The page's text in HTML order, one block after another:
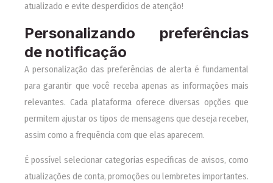
atualizado e evite desperdícios de atenção!
Personalizando preferências
de notificação
A personalização das preferências de alerta é fundamental
para garantir que você receba apenas as informações mais
relevantes. Cada plataforma oferece diversas opções que
permitem ajustar os tipos de mensagens que deseja receber,
assim como a frequência com que elas aparecem.
É possível selecionar categorias específicas de avisos, como
atualizações de conta, promoções ou lembretes importantes.